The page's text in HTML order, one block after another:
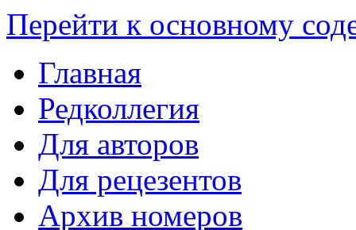
Перейти к основному
Главная
Редколлегия
Для авторов
Для рецезентов
Архив номеров